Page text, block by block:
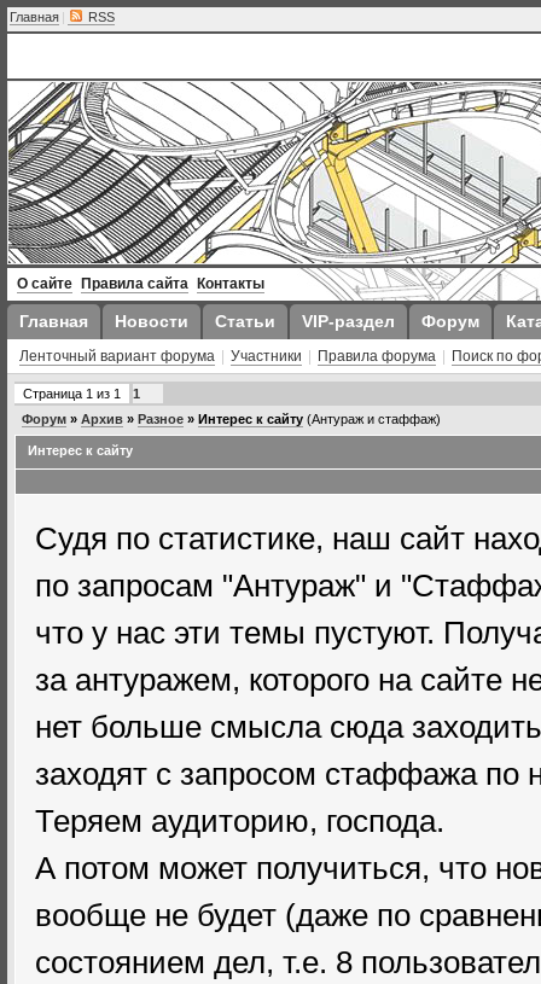
Главная | RSS
О сайте Правила сайта Контакты
Главная Новости Статьи VIP-раздел Форум
Ленточный вариант форума Участники Правила форума Поиск по
Страница 1 из 1
1
Форум » Архив » Разное » Интерес к сайту (Антураж и стаффаж)
Интерес к сайту
Судя по статистике, наш сайт
по запросам "Антураж" и
что у нас эти темы пустуют.
за антуражем, которого на сайте
нет больше смысла сюда
заходят с запросом стаффажа по
Теряем аудиторию, господа.
А потом может получиться, что
вообще не будет (даже по
состоянием дел, т.е. 8